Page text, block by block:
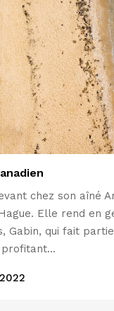
chez son aîné
Elle rend en
Gabin, qui fait
profitant...